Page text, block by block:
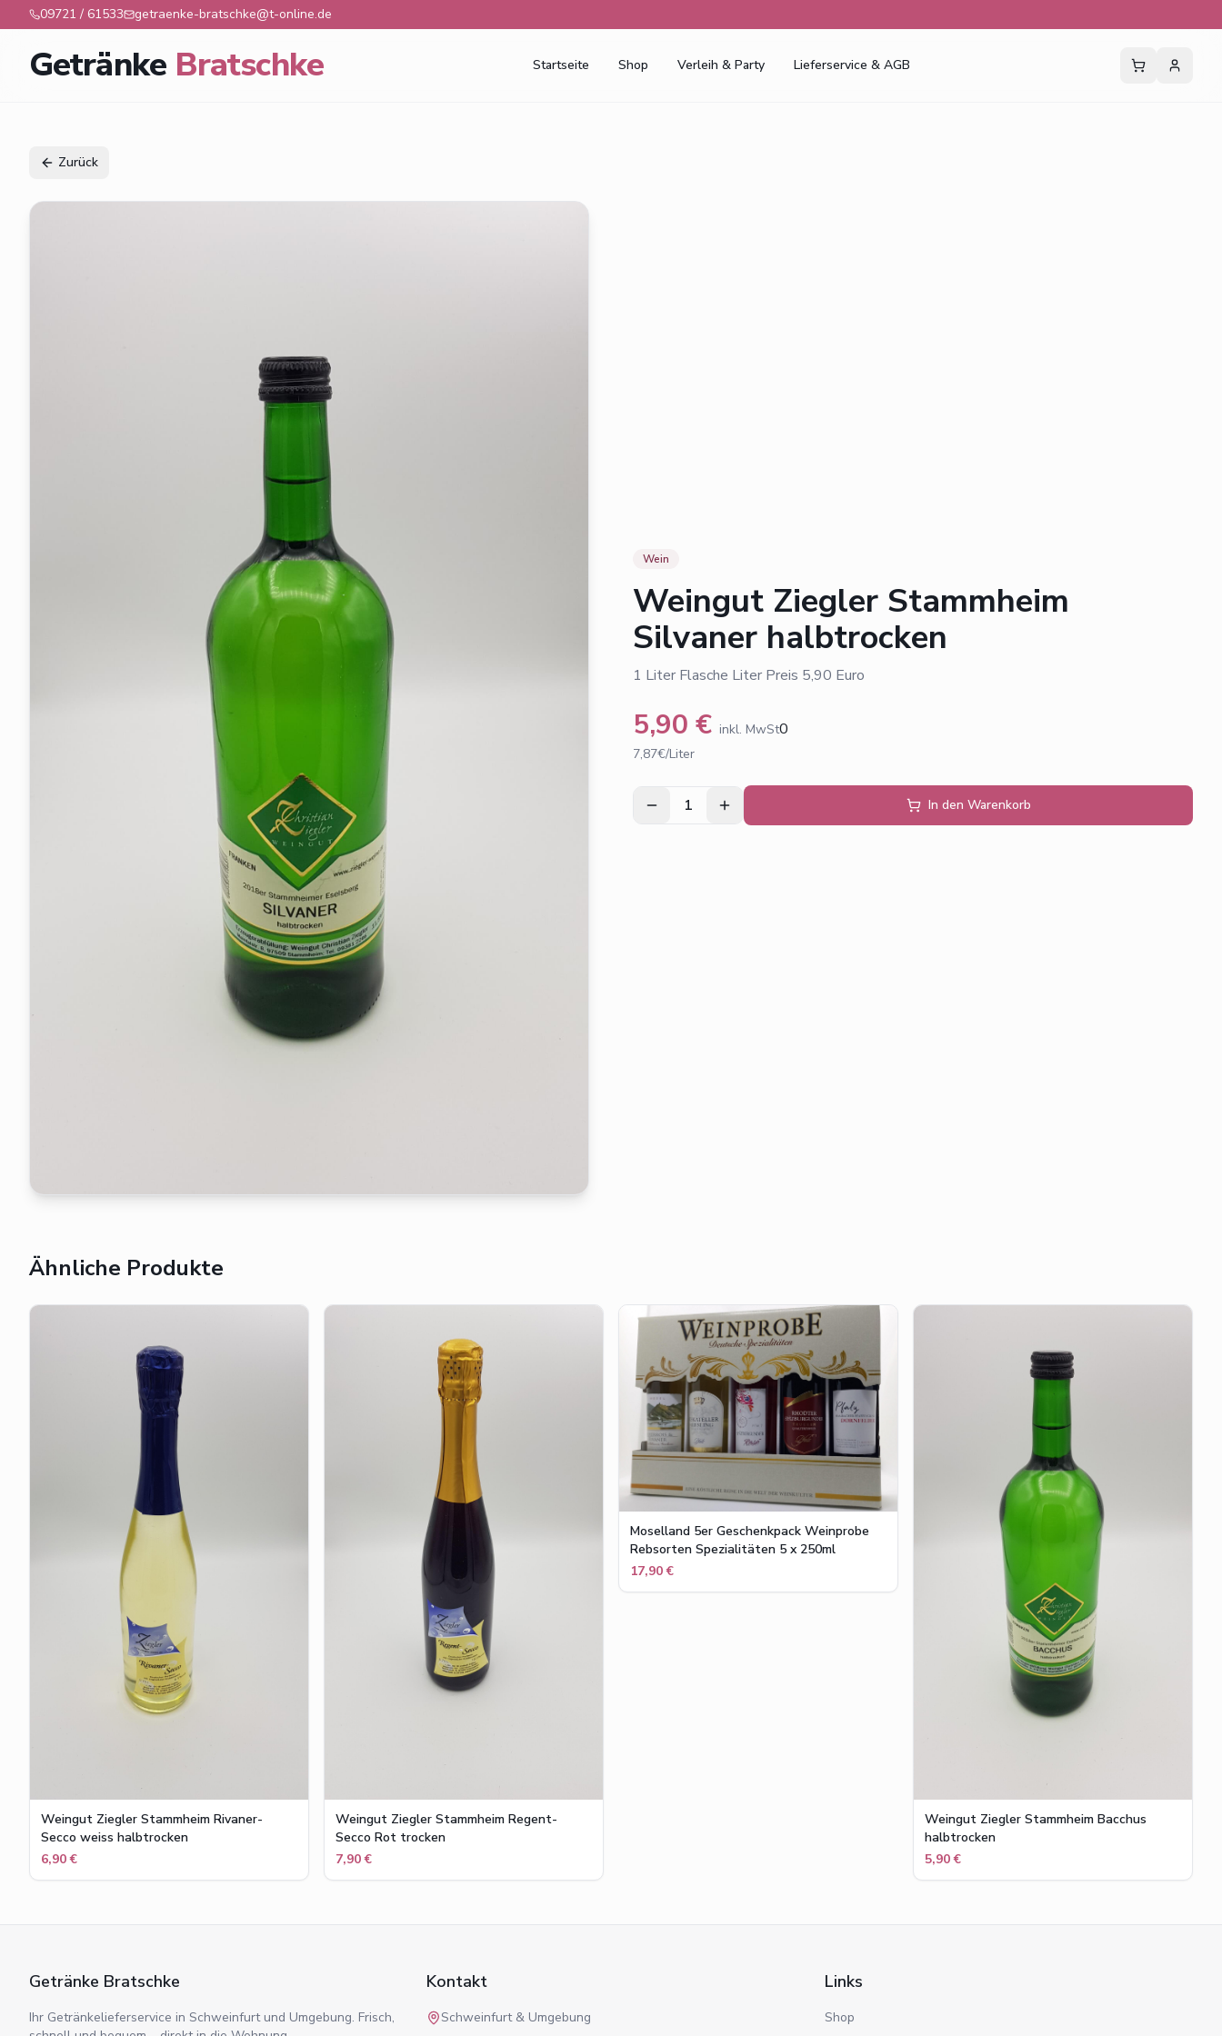
09721 / 61533 getraenke-bratschke@t-online.de
Getränke Bratschke Startseite Shop Verleih & Party Lieferservice & AGB
Zurück
Wein
Weingut Ziegler Stammheim
Silvaner halbtrocken
1 Liter Flasche Liter Preis 5,90 Euro
5,90 € inkl. MwSt0
7,87€/Liter
1 In den Warenkorb
Ähnliche Produkte
Weingut Ziegler Stammheim Rivaner-
Secco weiss halbtrocken
6,90 €
Weingut Ziegler Stammheim Regent-
Secco Rot trocken
7,90 €
Moselland 5er Geschenkpack Weinprobe
Rebsorten Spezialitäten 5 x 250ml
17,90 €
Weingut Ziegler Stammheim Bacchus
halbtrocken
5,90 €
Getränke Bratschke
Ihr Getränkelieferservice in Schweinfurt und Umgebung. Frisch,
Kontakt
Schweinfurt & Umgebung
Links
Shop